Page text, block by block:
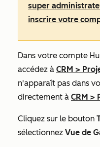
super
inscrire votre
Dans votre compte
accédez à CRM >
n'apparaît pas dans
directement à CRM >
Cliquez sur le bouton
sélectionnez Vue de